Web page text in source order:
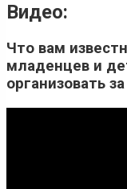
Видео:
Что вам
младенцев и
организовать